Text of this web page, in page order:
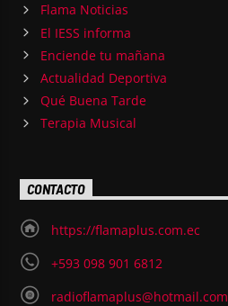
Flama Noticias
El IESS informa
Enciende tu mañana
Actualidad Deportiva
Qué Buena Tarde
Terapia Musical
CONTACTO
https://flamaplus.com.ec
+593 098 901 6812
radioflamaplus@hotmail.com